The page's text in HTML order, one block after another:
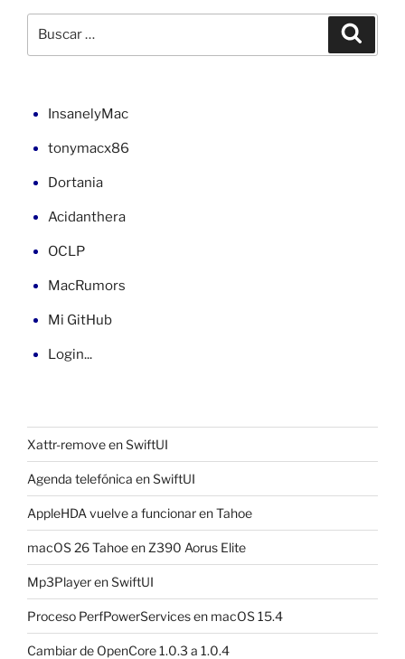
de
por:
InsanelyMac
tonymacx86
Dortania
Acidanthera
OCLP
MacRumors
Mi GitHub
Login...
Xattr-remove en SwiftUI
Agenda telefónica en SwiftUI
AppleHDA vuelve a funcionar en Tahoe
macOS 26 Tahoe en Z390 Aorus Elite
Mp3Player en SwiftUI
Proceso PerfPowerServices en macOS 15.4
Cambiar de OpenCore 1.0.3 a 1.0.4